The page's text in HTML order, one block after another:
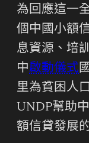
為回應這一
個中國小額
息資源、培
中啟動儀式
里為貧困人
UNDP幫助
額信貸發展